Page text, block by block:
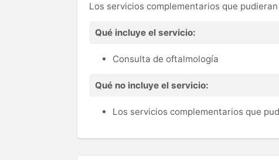
Los servicios complementarios que
Qué incluye el servicio:
Consulta de oftalmología
Qué no incluye el servicio:
Los servicios complementarios que